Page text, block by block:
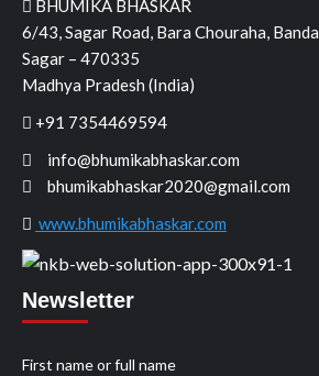
BHUMIKA BHASKAR
6/43, Sagar Road, Bara Chouraha, Banda
Sagar – 470335
Madhya Pradesh (India)
+91 7354469594
info@bhumikabhaskar.com
bhumikabhaskar2020@gmail.com
www.bhumikabhaskar.com
Newsletter
First name or full name